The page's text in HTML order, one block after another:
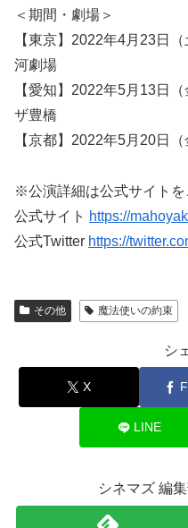
＜期間・劇場＞
【東京】2022年4月23日
河劇場
【愛知】2022年5月13日
ザ豊橋
【京都】2022年5月20日
※公演詳細は公式サイトを
公式サイト https://
公式Twitter https://
その他 魔法使いの約束
シ
X
LINE
シネマズ 編